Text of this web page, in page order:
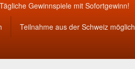
Tägliche Gewinnspiele mit Sofortgewinn!
Teilnahme aus der Schweiz möglich